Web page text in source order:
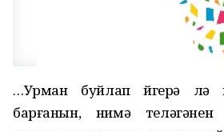
…Урман буйлап йүгерә лә
барғанын, нимә